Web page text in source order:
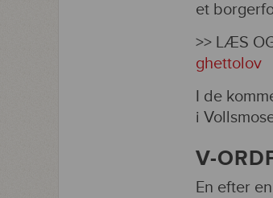
et
>> LÆS
ghettolov
I de
i
V-
En efter